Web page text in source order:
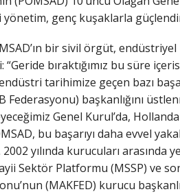
yönetim, genç kuşaklarla
bir sivil örgüt,
bıraktığımız bu süre
tarihimize geçen bazı
başkanlığını
Genel Kurul’da,
bu başarıyı daha evvel
yılında kurucuları arasında
Sektör Platformu (MSSP) ve
(MAKFED) kurucu